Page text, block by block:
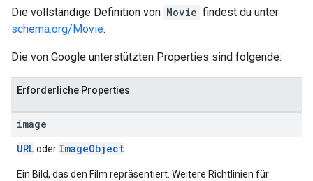
Die vollständige Definition von Movie findest du unter
schema.org/Movie.
Die von Google unterstützten Properties sind folgende:
Erforderliche Properties
image
URLoder ImageObject
Ein Bild, das den Film repräsentiert. Weitere Richtlinien für